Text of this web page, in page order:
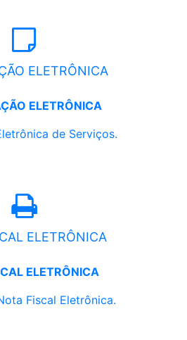
ELETRÔNICA
ELETRÔNICA
de Serviços.
ELETRÔNICA
ELETRÔNICA
Fiscal Eletrônica.